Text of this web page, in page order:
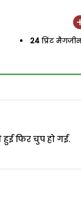
24 प्रिंट
फिर चुप हो गई.